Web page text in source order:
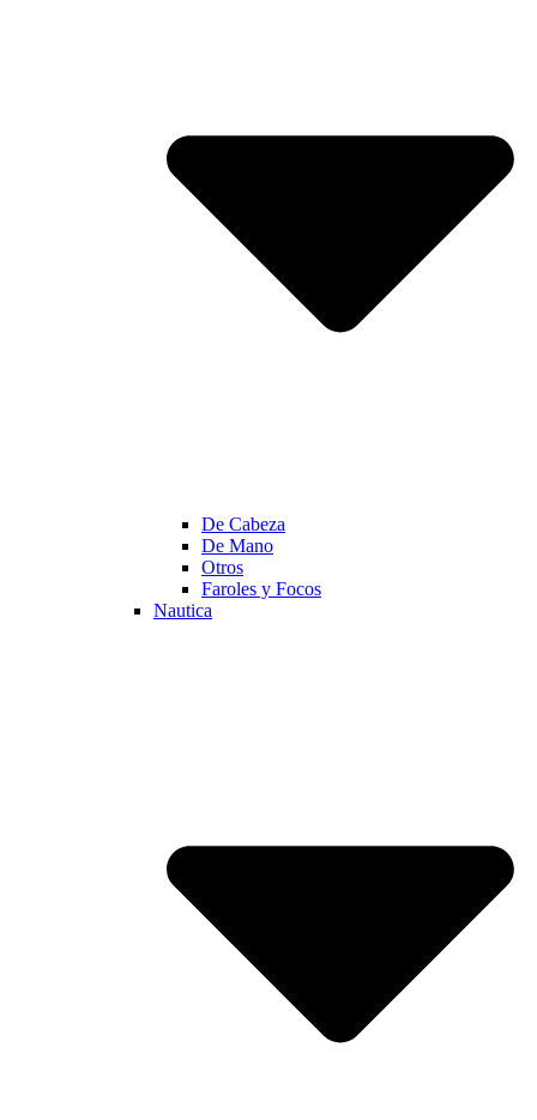
De Cabeza
De Mano
Otros
Faroles y Focos
Nautica